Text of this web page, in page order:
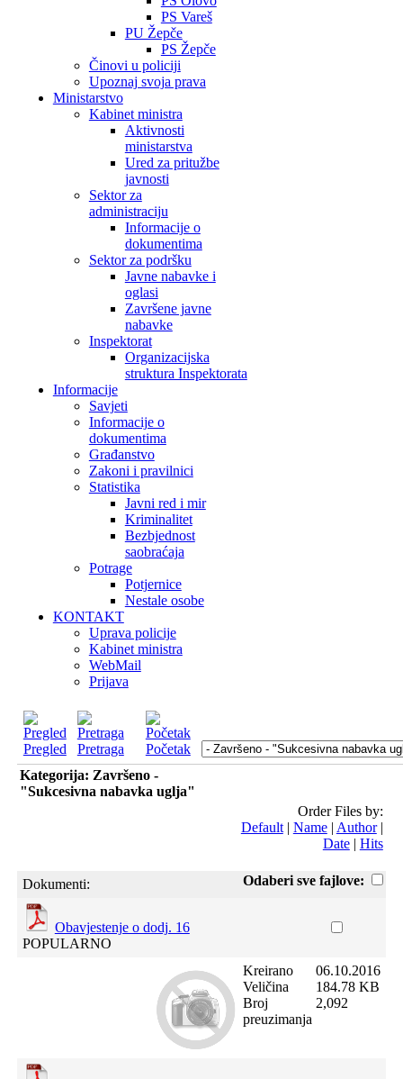
PS Vareš
PU Žepče
PS Žepče
Činovi u policiji
Upoznaj svoja prava
Ministarstvo
Kabinet ministra
Aktivnosti
ministarstva
Ured za pritužbe
javnosti
Sektor za
administraciju
Informacije o
dokumentima
Sektor za podršku
Javne nabavke i
oglasi
Završene javne
nabavke
Inspektorat
Organizacijska
struktura Inspektorata
Informacije
Savjeti
Informacije o
dokumentima
Građanstvo
Zakoni i pravilnici
Statistika
Javni red i mir
Kriminalitet
Bezbjednost
saobraćaja
Potrage
Potjernice
Nestale osobe
KONTAKT
Uprava policije
Kabinet ministra
WebMail
Prijava
Pregled Pretraga
Početak
Kategorija: Završeno -
"Sukcesivna nabavka uglja"
Order Files by:
Default| Name| Author|
Date| Hits
Odaberi sve fajlove:
Dokumenti:
Obavjestenje o dodj. 16
POPULARNO
Kreirano
Veličina
Broj
preuzimanja
06.10.2016
184.78 KB
2,092